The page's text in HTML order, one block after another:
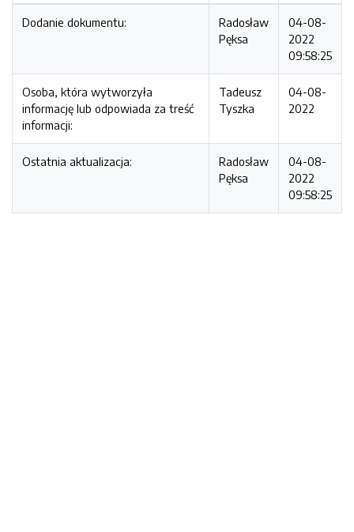
Dodanie dokumentu:
Radosław
Pęksa
04-08-
2022
09:58:25
Osoba, która wytworzyła
informację lub odpowiada za treść
informacji:
Tadeusz
Tyszka
04-08-
2022
Ostatnia aktualizacja:
Radosław
Pęksa
04-08-
2022
09:58:25